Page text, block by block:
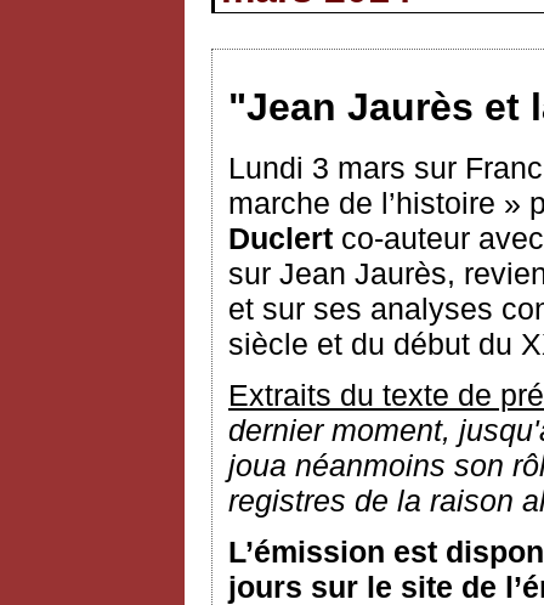
"Jean Jaurès et
Lundi 3 mars sur
marche de l’histoire »
Duclert co-auteur
sur Jean Jaurès,
et sur ses analyses
siècle et du début du
Extraits du texte de
dernier moment,
joua néanmoins son
registres de la raison
L’émission est
jours sur le site de